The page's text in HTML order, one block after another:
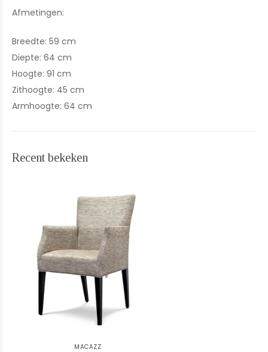
Afmetingen:
Breedte: 59 cm
Diepte: 64 cm
Hoogte: 91 cm
Zithoogte: 45 cm
Armhoogte: 64 cm
Recent bekeken
MACAZZ